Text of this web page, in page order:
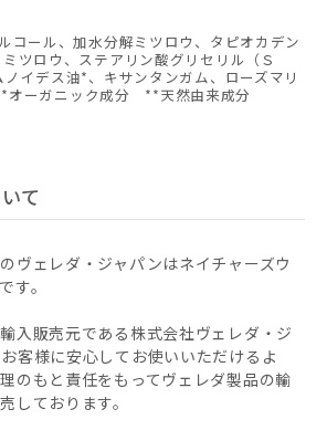
コール、加水分解ミツロウ、タピオカデン
ツロウ、ステアリン酸グリセリル（Ｓ
イデス油*、キサンタンガム、ローズマリ
オーガニック成分 **天然由来成分
て
ヴェレダ・ジャパンはネイチャーズウ
す。
入販売元である株式会社ヴェレダ・ジ
客様に安心してお使いいただけるよ
のもと責任をもってヴェレダ製品の輸
しております。